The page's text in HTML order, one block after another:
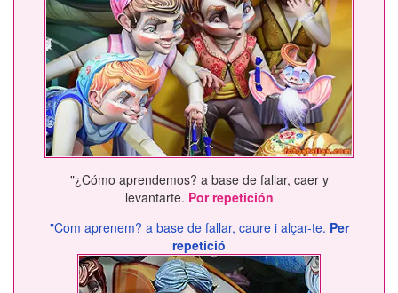
"¿Cómo aprendemos? a base de fallar, caer y
levantarte. Por repetición
"Com aprenem? a base de fallar, caure i alçar-te. Per
repetició